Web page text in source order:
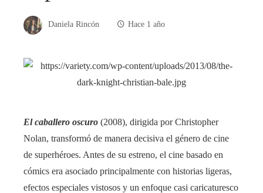
Daniela Rincón Hace 1 año
El caballero oscuro (2008), dirigida por Christopher
Nolan, transformó de manera decisiva el género de cine
de superhéroes. Antes de su estreno, el cine basado en
cómics era asociado principalmente con historias ligeras,
efectos especiales vistosos y un enfoque casi caricaturesco